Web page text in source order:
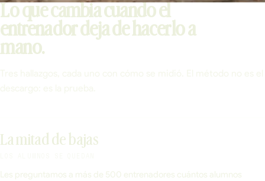
Lo que cambia cuando el
entrenador deja de hacerlo a
mano.
La mitad de bajas
Les preguntamos a más de 500 entrenadores cuántos alumnos